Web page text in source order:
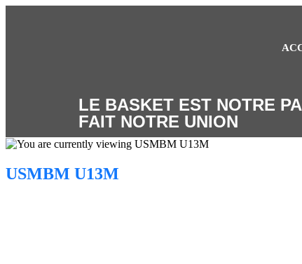
LE BASKET EST NOTRE
FAIT NOTRE UNION
USMBM U13M